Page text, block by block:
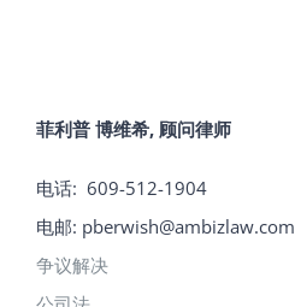
菲利普 博维希, 顾问律师
电话: 609-512-1904
电邮: pberwish@ambizlaw.com
争议解决